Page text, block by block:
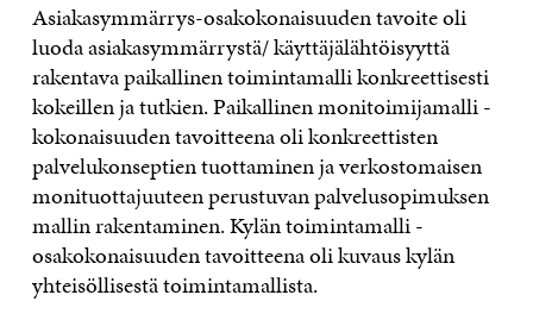
Asiakasymmärrys-osakokonaisuuden tavoite oli
luoda asiakasymmärrystä/ käyttäjälähtöisyyttä
rakentava paikallinen toimintamalli konkreettisesti
kokeillen ja tutkien. Paikallinen monitoimijamalli -
kokonaisuuden tavoitteena oli konkreettisten
palvelukonseptien tuottaminen ja verkostomaisen
monituottajuuteen perustuvan palvelusopimuksen
mallin rakentaminen. Kylän toimintamalli -
osakokonaisuuden tavoitteena oli kuvaus kylän
yhteisöllisestä toimintamallista.